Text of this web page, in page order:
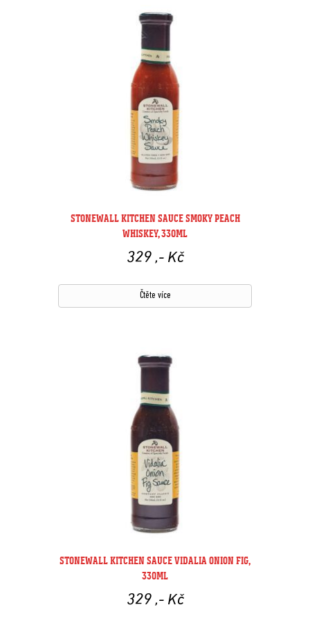
STONEWALL KITCHEN SAUCE SMOKY PEACH
WHISKEY, 330ML
329 ,- Kč
Čtěte více
STONEWALL KITCHEN SAUCE VIDALIA ONION FIG,
330ML
329 ,- Kč